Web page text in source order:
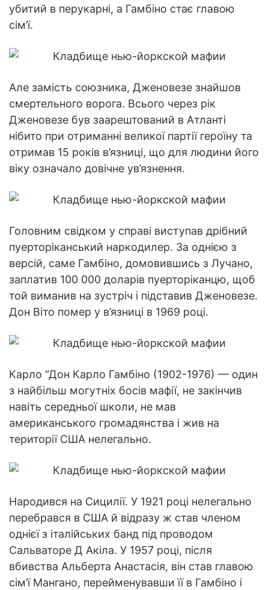
убитий в перукарні, а Гамбіно стає главою
сім’ї.
Але замість союзника, Дженовезе знайшов
смертельного ворога. Всього через рік
Дженовезе був заарештований в Атланті
нібито при отриманні великої партії героїну та
отримав 15 років в’язниці, що для людини його
віку означало довічне ув’язнення.
Головним свідком у справі виступав дрібний
пуерторіканський наркодилер. За однією з
версій, саме Гамбіно, домовившись з Лучано,
заплатив 100 000 доларів пуерторіканцю, щоб
той виманив на зустріч і підставив Дженовезе.
Дон Віто помер у в’язниці в 1969 році.
Карло “Дон Карло Гамбіно (1902-1976) — один
з найбільш могутніх босів мафії, не закінчив
навіть середньої школи, не мав
американського громадянства і жив на
території США нелегально.
Народився на Сицилії. У 1921 році нелегально
перебрався в США й відразу ж став членом
однієї з італійських банд під проводом
Сальваторе Д Акіла. У 1957 році, після
вбивства Альберта Анастасія, він став главою
сім’ї Мангано, перейменувавши її в Гамбіно і